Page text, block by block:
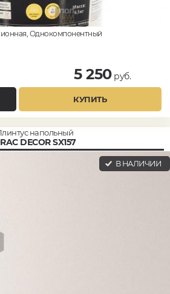
Однокомпонентный
5 250руб.
КУПИТЬ
напольный
DECOR SX157
В НАЛИЧИИ